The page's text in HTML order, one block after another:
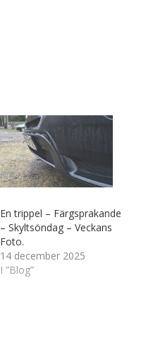
En trippel – Färgsprakande
– Skyltsöndag – Veckans
Foto.
14 december 2025
I ”Blog”